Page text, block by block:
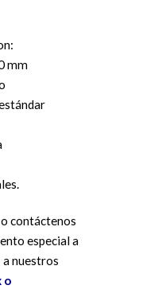
mm
contáctenos
especial a
nuestros
o